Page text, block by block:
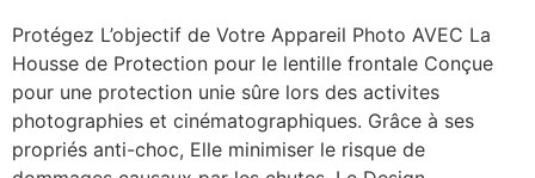
Protégez L’objectif de Votre Appareil Photo AVEC La
Housse de Protection pour le lentille frontale Conçue
pour une protection unie sûre lors des activites
photographies et cinématographiques. Grâce à ses
propriés anti-choc, Elle minimiser le risque de